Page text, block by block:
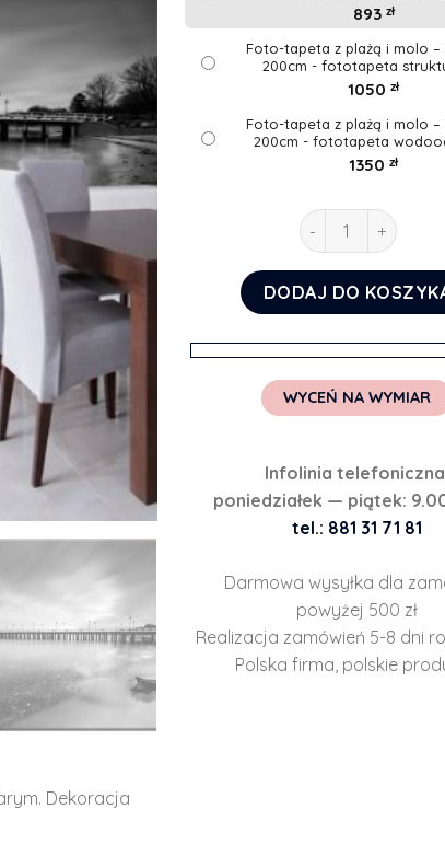
Dekoracja
893 zł
Foto-tapeta z plażą i molo –
200cm - fototapeta
1050 zł
Foto-tapeta z plażą i molo –
200cm - fototapeta
1350 zł
ilość Foto-tapeta
DODAJ DO
WYCEŃ NA WYMIAR
Infolinia
poniedziałek — piątek:
tel.: 881 31 71 81
Darmowa wysyłka dla
powyżej 500 zł
Realizacja zamówień 5-8 dni
Polska firma, polskie